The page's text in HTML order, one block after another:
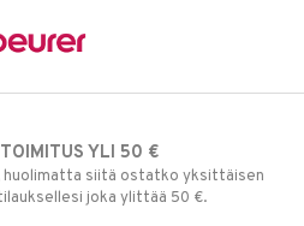
YLI 50 €
huolimatta siitä ostatko yksittäisen
joka ylittää 50 €.